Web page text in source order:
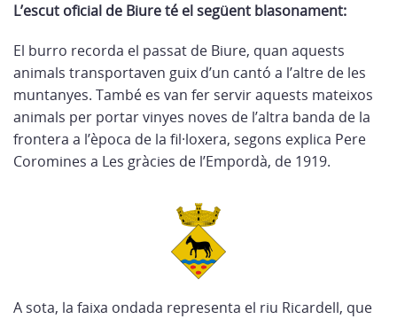
L’escut oficial de Biure té el següent blasonament:
El burro recorda el passat de Biure, quan aquests
animals transportaven guix d’un cantó a l’altre de les
muntanyes. També es van fer servir aquests mateixos
animals per portar vinyes noves de l’altra banda de la
frontera a l’època de la fil·loxera, segons explica Pere
Coromines a Les gràcies de l’Empordà, de 1919.
A sota, la faixa ondada representa el riu Ricardell, que